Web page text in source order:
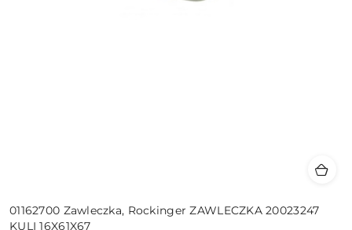
01162700 Zawleczka, Rockinger ZAWLECZKA 20023247
KULI 16X61X67